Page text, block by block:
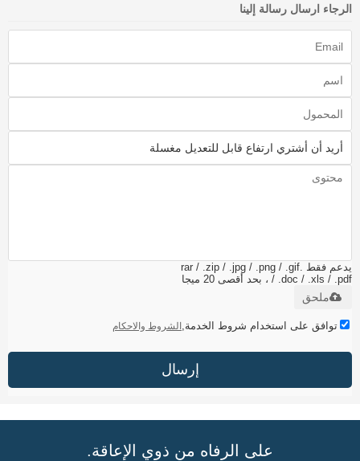
الرجاء ارسال رسالة إلينا
يدعم فقط .rar / .zip / .jpg / .png / .gif
/ .doc / .xls / .pdf ، بحد أقصى 20 ميجا
ملحق
توافق على استخدام شروط الخدمة, الشروط والاحكام
إرسال
على الرفاه من ذوي الإعاقة.